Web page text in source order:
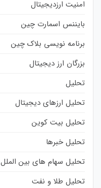
امنیت ارزدیجیتال
بایننس اسمارت چین
برنامه نویسی بلاک چین
بزرگان ارز دیجیتال
تحلیل
تحلیل ارزهای دیجیتال
تحلیل بیت کوین
تحلیل خبرها
تحلیل سهام های بین الملل
تحلیل طلا و نفت